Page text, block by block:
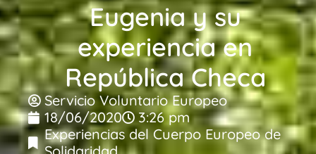
Eugenia y su
experiencia en
República Checa
Servicio Voluntario Europeo
18/06/2020
3:26 pm
Experiencias del Cuerpo Europeo de